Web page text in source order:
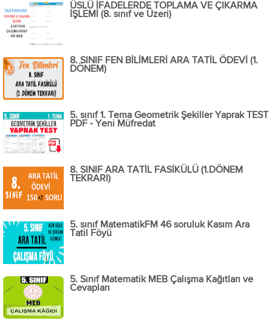
ÜSLÜ İFADELERDE TOPLAMA VE ÇIKARMA
İŞLEMİ (8. sınıf ve Üzeri)
8. SINIF FEN BİLİMLERİ ARA TATİL ÖDEVİ (1.
DÖNEM)
5. sınıf 1. Tema Geometrik Şekiller Yaprak TEST
PDF - Yeni Müfredat
8. SINIF ARA TATİL FASİKÜLÜ (1.DÖNEM
TEKRARI)
5. sınıf MatematikFM 46 soruluk Kasım Ara
Tatil Föyü
5. Sınıf Matematik MEB Çalışma Kağıtları ve
Cevapları